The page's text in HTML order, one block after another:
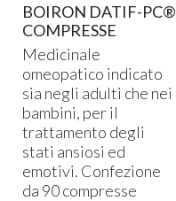
BOIRON DATIF-PC®
COMPRESSE
Medicinale
omeopatico indicato
sia negli adulti che nei
bambini, per il
trattamento degli
stati ansiosi ed
emotivi. Confezione
da 90 compresse